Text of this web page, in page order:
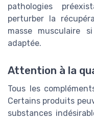
pathologies
perturber la
masse musculaire
adaptée.
Attention à la
Tous les
Certains produits
substances